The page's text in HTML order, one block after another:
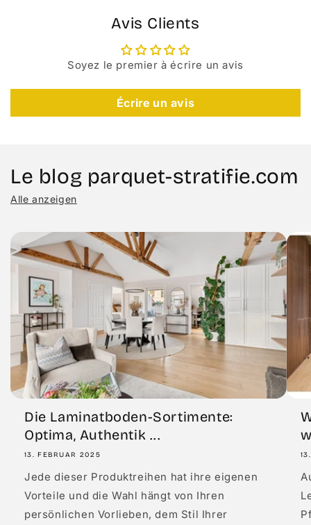
Avis Clients
Soyez le premier à écrire un avis
Écrire un avis
Le blog parquet-stratifie.com
Alle anzeigen
Die Laminatboden-Sortimente:
Optima, Authentik ...
13. FEBRUAR 2025
Jede dieser Produktreihen hat ihre eigenen
Vorteile und die Wahl hängt von Ihren
persönlichen Vorlieben, dem Stil Ihrer